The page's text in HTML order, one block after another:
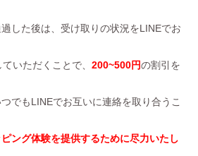
した後は、受け取りの状況をLINEでお
いただくことで、 200~500円の割引を
でもLINEでお互いに連絡を取り合うこ
ング体験を提供するために尽力いたし